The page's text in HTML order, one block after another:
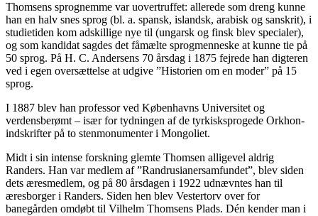
Thomsens sprognemme var uovertruffet: allerede som dreng kunne
han en halv snes sprog (bl. a. spansk, islandsk, arabisk og sanskrit), i
studietiden kom adskillige nye til (ungarsk og finsk blev specialer),
og som kandidat sagdes det fåmælte sprogmenneske at kunne tie på
50 sprog. På H. C. Andersens 70 årsdag i 1875 fejrede han digteren
ved i egen oversættelse at udgive ”Historien om en moder” på 15
sprog.
I 1887 blev han professor ved Københavns Universitet og
verdensberømt – især for tydningen af de tyrkisksprogede Orkhon-
indskrifter på to stenmonumenter i Mongoliet.
Midt i sin intense forskning glemte Thomsen alligevel aldrig
Randers. Han var medlem af ”Randrusianersamfundet”, blev siden
dets æresmedlem, og på 80 årsdagen i 1922 udnævntes han til
æresborger i Randers. Siden hen blev Vestertorv over for
banegården omdøbt til Vilhelm Thomsens Plads. Dén kender man i